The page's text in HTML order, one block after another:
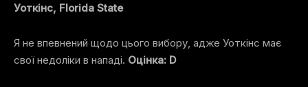
Уоткінс, Florida State
Я не впевнений щодо цього вибору, адже Уоткінс має
свої недоліки в нападі. Оцінка: D